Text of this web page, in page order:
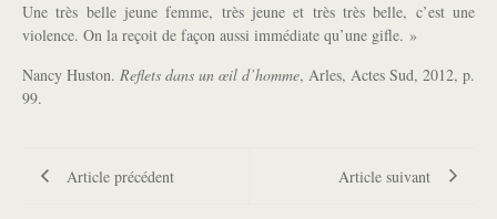
Une très belle jeune femme, très jeune et très très belle, c’est une
violence. On la reçoit de façon aussi immédiate qu’une gifle. »
Nancy Huston. Reflets dans un œil d’homme, Arles, Actes Sud, 2012, p.
99.
Article précédent Article suivant